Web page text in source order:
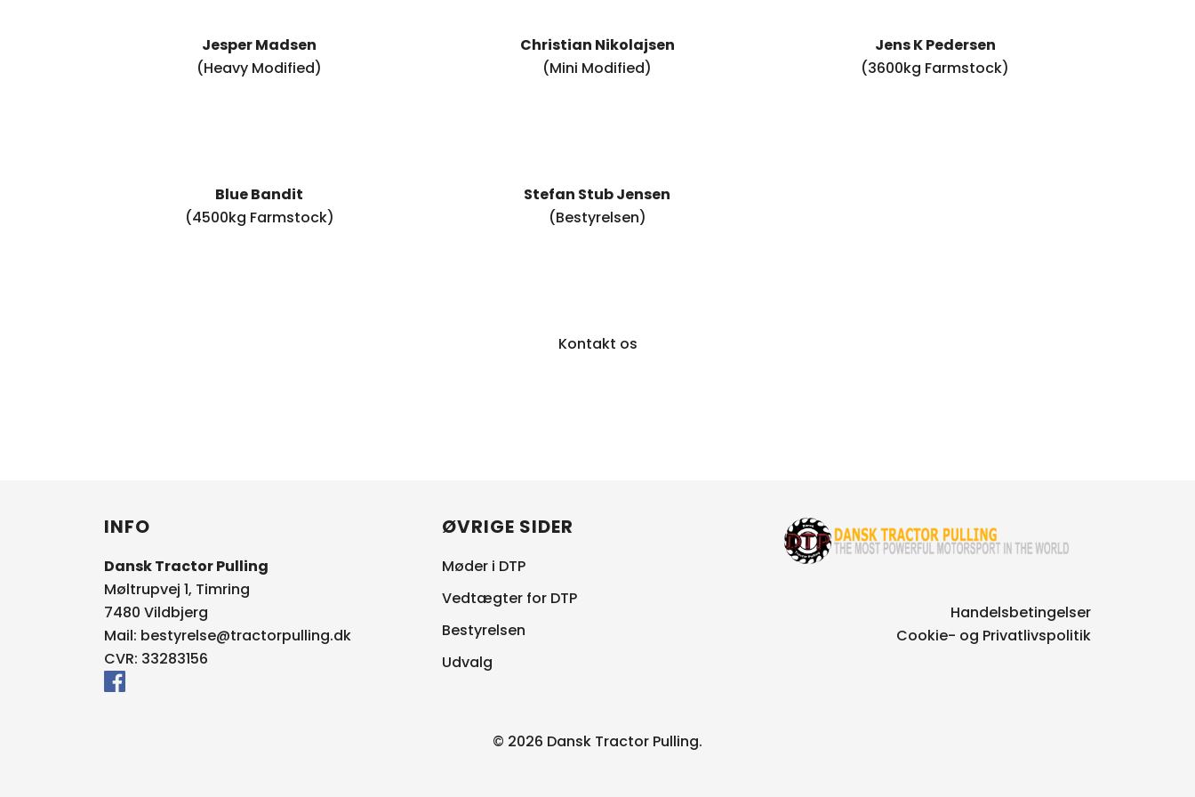
Jesper Madsen
(Heavy Modified)
Christian Nikolajsen
(Mini Modified)
Jens K Pedersen
(3600kg Farmstock)
Blue Bandit
(4500kg Farmstock)
Stefan Stub Jensen
(Bestyrelsen)
Kontakt os
INFO
Dansk Tractor Pulling
Møltrupvej 1, Timring
7480 Vildbjerg
Mail: bestyrelse@tractorpulling.dk
CVR: 33283156
ØVRIGE SIDER
Møder i DTP
Vedtægter for DTP
Bestyrelsen
Udvalg
Handelsbetingelser
Cookie- og Privatlivspolitik
© 2026 Dansk Tractor Pulling.